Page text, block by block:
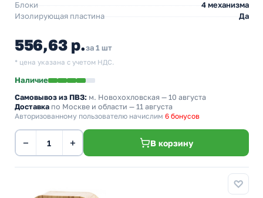
Блоки
4 механизма
Изолирующая пластина
Да
556,63 р.за 1 шт
* цена указана с учетом НДС.
Наличие
Самовывоз из ПВЗ: м. Новохохловская — 10 августа
Доставка по Москве и области — 11 августа
Авторизованному пользователю начислим 6 бонусов
− + В корзину